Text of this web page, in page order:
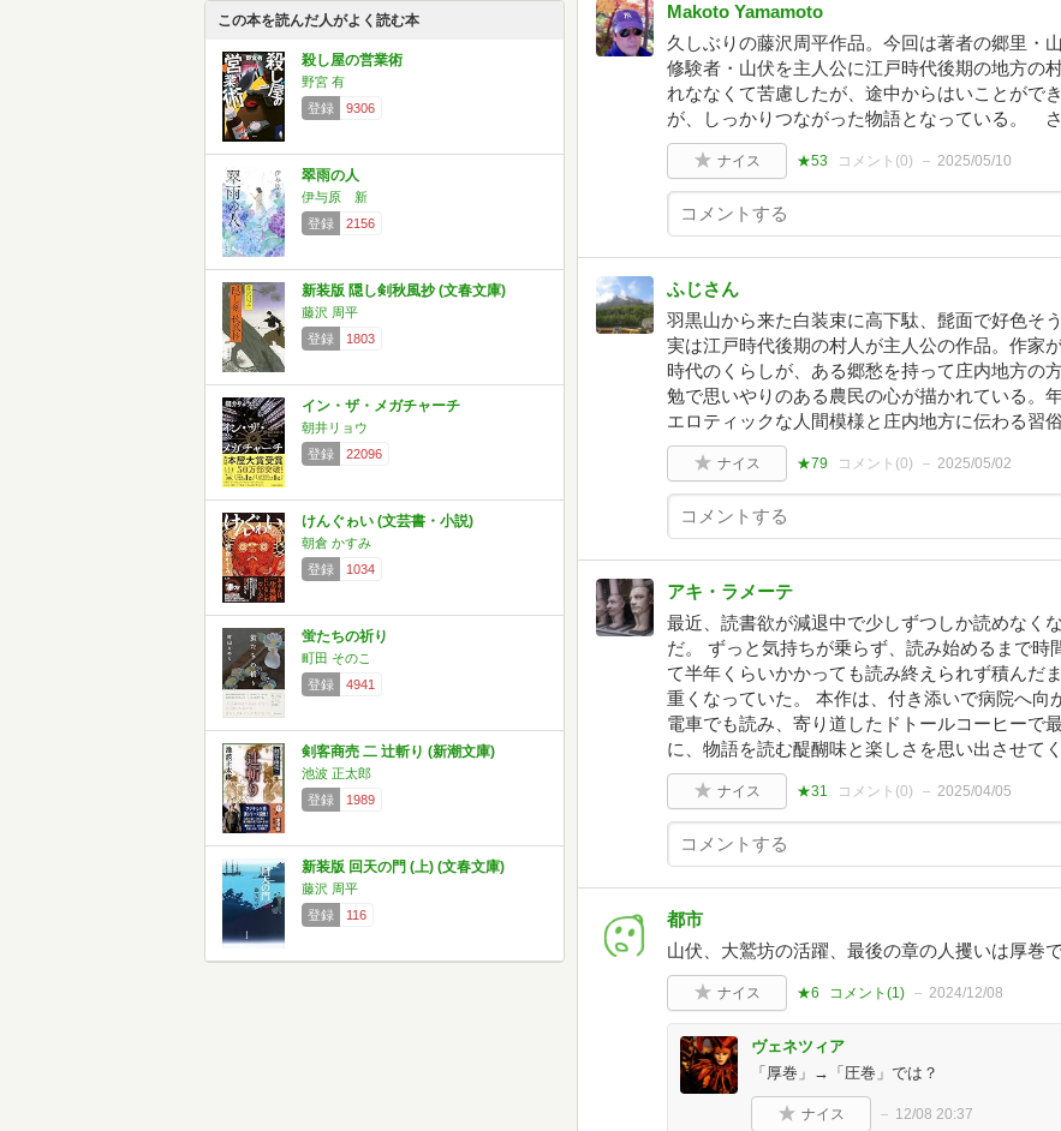
この本を読んだ人がよく読む本
殺し屋の営業術
野宮 有
登録
9306
翠雨の人
伊与原 新
登録
2156
新装版 隠し剣秋風抄 (文春文庫)
藤沢 周平
登録
1803
イン・ザ・メガチャーチ
朝井リョウ
登録
22096
けんぐゎい (文芸書・小説)
朝倉 かすみ
登録
1034
蛍たちの祈り
町田 そのこ
登録
4941
剣客商売 二 辻斬り (新潮文庫)
池波 正太郎
登録
1989
新装版 回天の門 (上) (文春文庫)
藤沢 周平
登録
116
Makoto Yamamoto
久しぶりの藤沢周平作品。今回は著者の郷里・
修験者・山伏を主人公に江戸時代後期の地方
れななくて苦慮したが、途中からはいことが
が、しっかりつながった物語となっている。 さ
ナイス ★53 コメント(0) 2025/05/10
ふじさん
羽黒山から来た白装束に高下駄、髭面で好色そ
実は江戸時代後期の村人が主人公の作品。作家
時代のくらしが、ある郷愁を持って庄内地方の
勉で思いやりのある農民の心が描かれている。
エロティックな人間模様と庄内地方に伝わる習
ナイス ★79 コメント(0) 2025/05/02
アキ・ラメーテ
最近、読書欲が減退中で少しずつしか読めなく
だ。 ずっと気持ちが乗らず、読み始めるまで時
て半年くらいかかっても読み終えられず積んだ
重くなっていた。 本作は、付き添いで病院へ
電車でも読み、寄り道したドトールコーヒーで
に、物語を読む醍醐味と楽しさを思い出させてく
ナイス ★31 コメント(0) 2025/04/05
都市
山伏、大鷲坊の活躍、最後の章の人攫いは厚巻で
ナイス ★6 コメント(1) 2024/12/08
ヴェネツィア
「厚巻」→「圧巻」では？
ナイス 12/08 20:37